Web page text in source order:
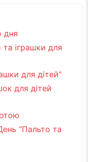
дня
іграшки для
для дітей”
для дітей
“Пальто та